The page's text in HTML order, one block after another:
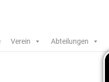
Verein Abteilungen